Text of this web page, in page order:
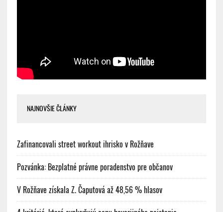
NAJNOVŠIE ČLÁNKY
Zafinancovali street workout ihrisko v Rožňave
Pozvánka: Bezplatné právne poradenstvo pre občanov
V Rožňave získala Z. Čaputová až 48,56 % hlasov